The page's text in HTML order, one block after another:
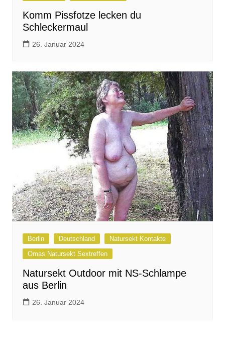
Komm Pissfotze lecken du
Schleckermaul
26. Januar 2024
Berlin Deutschland
Natursekt Kontakte
Omas Natursekt Sextreffen
Natursekt Outdoor mit NS-Schlampe
aus Berlin
26. Januar 2024